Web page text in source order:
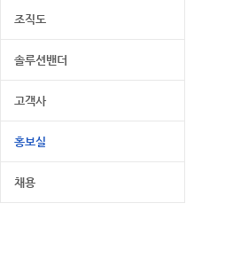
조직도
솔루션밴더
고객사
홍보실
채용